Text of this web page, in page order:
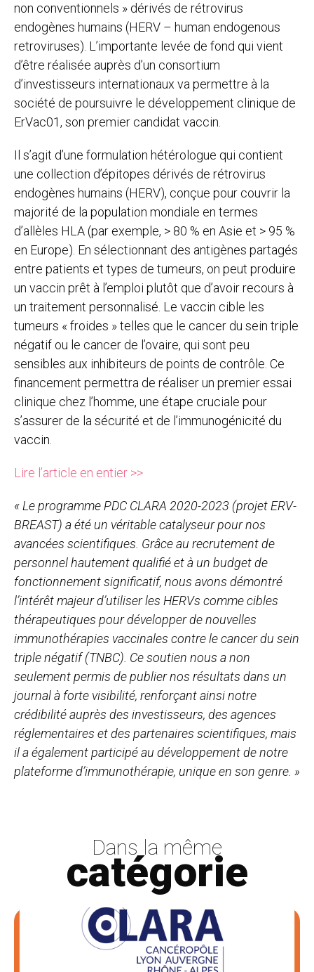
non conventionnels » dérivés de rétrovirus
endogènes humains (HERV – human endogenous
retroviruses). L’importante levée de fond qui vient
d’être réalisée auprès d’un consortium
d’investisseurs internationaux va permettre à la
société de poursuivre le développement clinique de
ErVac01, son premier candidat vaccin.
Il s’agit d’une formulation hétérologue qui contient
une collection d’épitopes dérivés de rétrovirus
endogènes humains (HERV), conçue pour couvrir la
majorité de la population mondiale en termes
d’allèles HLA (par exemple, > 80 % en Asie et > 95 %
en Europe). En sélectionnant des antigènes partagés
entre patients et types de tumeurs, on peut produire
un vaccin prêt à l’emploi plutôt que d’avoir recours à
un traitement personnalisé. Le vaccin cible les
tumeurs « froides » telles que le cancer du sein triple
négatif ou le cancer de l’ovaire, qui sont peu
sensibles aux inhibiteurs de points de contrôle. Ce
financement permettra de réaliser un premier essai
clinique chez l’homme, une étape cruciale pour
s’assurer de la sécurité et de l’immunogénicité du
vaccin.
Lire l’article en entier >>
« Le programme PDC CLARA 2020-2023 (projet ERV-
BREAST) a été un véritable catalyseur pour nos
avancées scientifiques. Grâce au recrutement de
personnel hautement qualifié et à un budget de
fonctionnement significatif, nous avons démontré
l’intérêt majeur d’utiliser les HERVs comme cibles
thérapeutiques pour développer de nouvelles
immunothérapies vaccinales contre le cancer du sein
triple négatif (TNBC). Ce soutien nous a non
seulement permis de publier nos résultats dans un
journal à forte visibilité, renforçant ainsi notre
crédibilité auprès des investisseurs, des agences
réglementaires et des partenaires scientifiques, mais
il a également participé au développement de notre
plateforme d’immunothérapie, unique en son genre. »
Dans la même
catégorie